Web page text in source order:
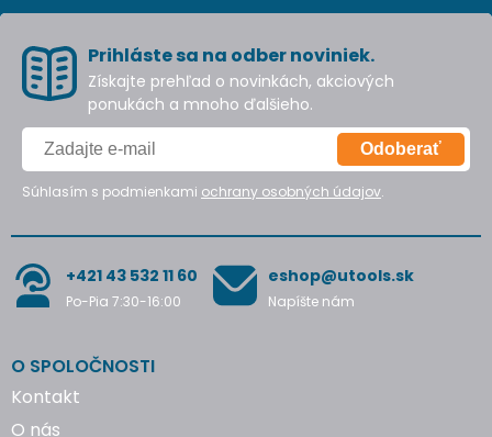
Prihláste sa na odber noviniek.
Získajte prehľad o novinkách, akciových
ponukách a mnoho ďalšieho.
Odoberať
Súhlasím s podmienkami ochrany osobných údajov.
+421 43 532 11 60
Po-Pia 7:30-16:00
eshop@utools.sk
Napíšte nám
O SPOLOČNOSTI
Kontakt
O nás